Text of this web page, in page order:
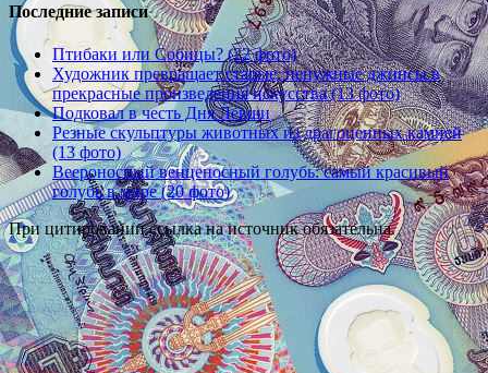
Последние записи
Птибаки или Собицы? (22 фото)
Художник превращает старые, ненужные джинсы в
прекрасные произведения искусства (13 фото)
Подковал в честь Дня Левши
Резные скульптуры животных из драгоценных камней
(13 фото)
Веероносный венценосный голубь: самый красивый
голубь в мире (20 фото)
При цитировании ссылка на источник обязательна.